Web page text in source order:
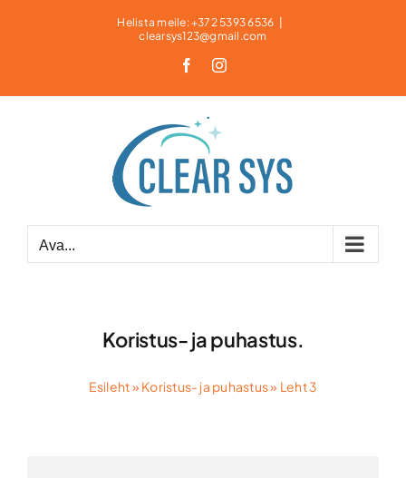
Helista meile: +372 5393 6536
clearsys123@gmail.com
FacebookInstagram
Ava...
Koristus- ja puhastus.
Esileht» Koristus- ja puhastus» Leht 3